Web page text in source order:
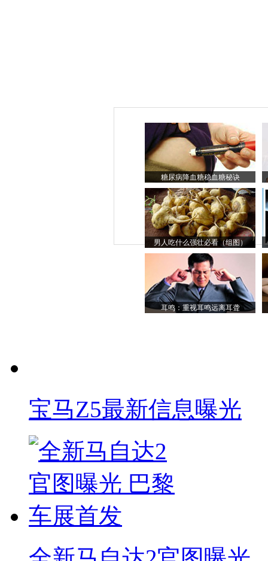
糖尿病降血糖稳血糖秘诀
男人吃什么强壮必看（组图）
耳鸣：重视耳鸣远离耳聋
宝马Z5最新信息曝光